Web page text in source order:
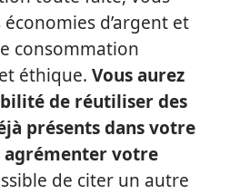
d’argent et
consommation
éthique. Vous aurez
de réutiliser des
présents dans votre
agrémenter votre
de citer un autre